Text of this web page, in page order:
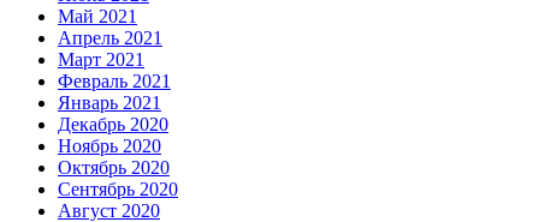
Май 2021
Апрель 2021
Март 2021
Февраль 2021
Январь 2021
Декабрь 2020
Ноябрь 2020
Октябрь 2020
Сентябрь 2020
Август 2020